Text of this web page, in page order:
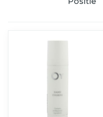
Sorteer op: